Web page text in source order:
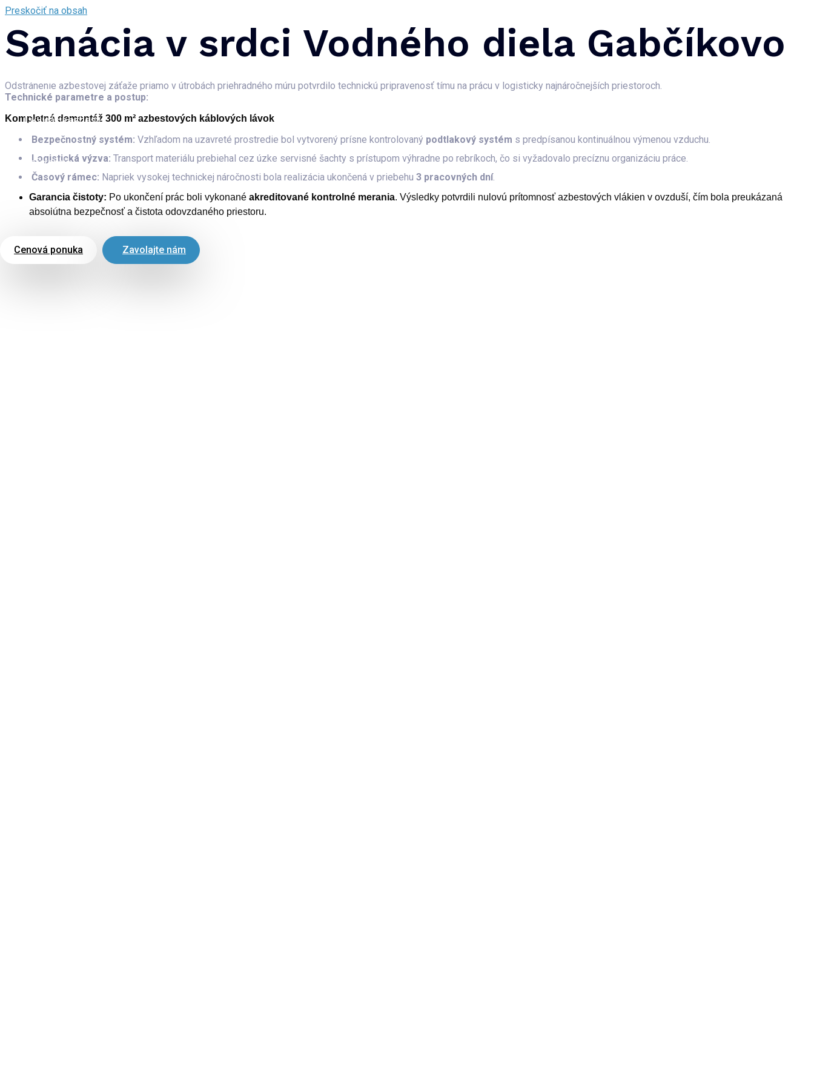
Preskočiť na obsah
Likvidácia azbestu
Referencie
Kontakt
Cenová ponuka Zavolajte nám
Sanácia v srdci Vodného diela Gabčíkovo
Odstránenie azbestovej záťaže priamo v útrobách priehradného múru potvrdilo technickú pripravenosť tímu na prácu v logisticky najnáročnejších priestoroch.
Technické parametre a postup:
Kompletná demontáž 300 m² azbestových káblových lávok
Bezpečnostný systém: Vzhľadom na uzavreté prostredie bol vytvorený prísne kontrolovaný podtlakový systém s predpísanou kontinuálnou výmenou vzduchu.
Logistická výzva: Transport materiálu prebiehal cez úzke servisné šachty s prístupom výhradne po rebríkoch, čo si vyžadovalo precíznu organizáciu práce.
Časový rámec: Napriek vysokej technickej náročnosti bola realizácia ukončená v priebehu 3 pracovných dní.
Garancia čistoty: Po ukončení prác boli vykonané akreditované kontrolné merania. Výsledky potvrdili nulovú prítomnosť azbestových vlákien v ovzduší, čím bola preukázaná
absolútna bezpečnosť a čistota odovzdaného priestoru.